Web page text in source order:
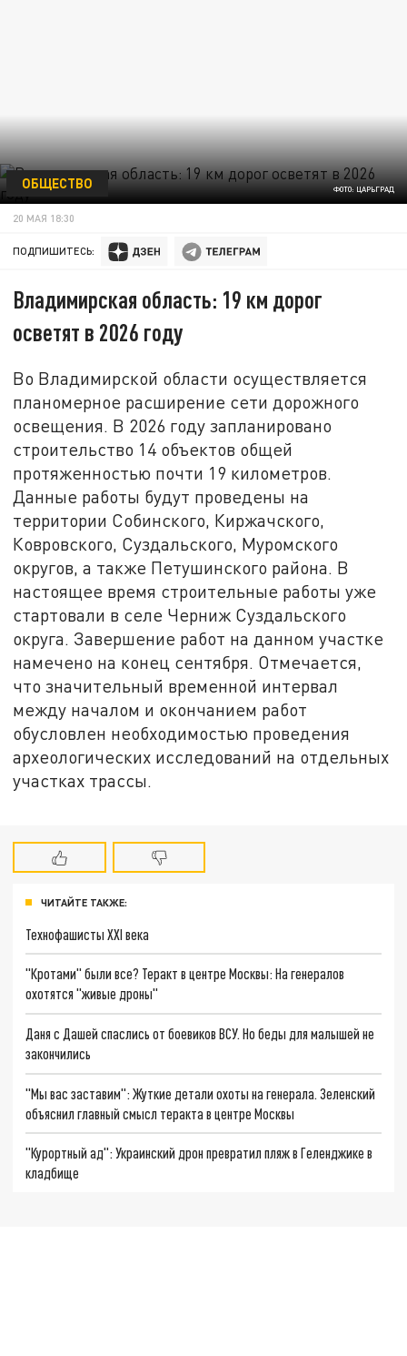
ФОТО: ЦАРЬГРАД
ОБЩЕСТВО
20 МАЯ 18:30
ПОДПИШИТЕСЬ:
Владимирская область: 19 км дорог
осветят в 2026 году
Во Владимирской области осуществляется
планомерное расширение сети дорожного
освещения. В 2026 году запланировано
строительство 14 объектов общей
протяженностью почти 19 километров.
Данные работы будут проведены на
территории Собинского, Киржачского,
Ковровского, Суздальского, Муромского
округов, а также Петушинского района. В
настоящее время строительные работы уже
стартовали в селе Черниж Суздальского
округа. Завершение работ на данном участке
намечено на конец сентября. Отмечается,
что значительный временной интервал
между началом и окончанием работ
обусловлен необходимостью проведения
археологических исследований на отдельных
участках трассы.
ЧИТАЙТЕ ТАКЖЕ:
Технофашисты XXI века
"Кротами" были все? Теракт в центре Москвы: На генералов
охотятся "живые дроны"
Даня с Дашей спаслись от боевиков ВСУ. Но беды для малышей не
закончились
"Мы вас заставим": Жуткие детали охоты на генерала. Зеленский
объяснил главный смысл теракта в центре Москвы
"Курортный ад": Украинский дрон превратил пляж в Геленджике в
кладбище